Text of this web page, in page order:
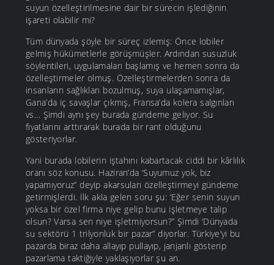
suyun özelleştirilmesine dair bir sürecin işlediğinin
işareti olabilir mi?
Tüm dünyada şöyle bir süreç izlemiş: Önce lobiler
gelmiş hükümetlerle görüşmüşler. Ardından susuzluk
söylentileri, uygulamaları başlamış ve hemen sonra da
özelleştirmeler olmuş. Özelleştirmelerden sonra da
insanların sağlıkları bozulmuş, suya ulaşamamışlar,
Gana’da iç savaşlar çıkmış, Fransa’da kolera salgınları
vs… Şimdi aynı şey burada gündeme geliyor. Su
fiyatlarını arttırarak burada bir rant olduğunu
gösteriyorlar.
Yani burada lobilerin iştahını kabartacak ciddi bir kârlılık
oranı söz konusu. Haziran’da ‘Suyumuz yok, biz
yapamıyoruz” deyip akarsuları özelleştirmeyi gündeme
getirmişlerdi. İlk akla gelen soru şu: ‘Eğer senin suyun
yoksa bir özel firma niye gelip bunu işletmeye talip
olsun? Varsa sen niye işletmiyorsun?” Şimdi ‘Dünyada
su sektörü 1 trilyonluk bir pazar” diyorlar. Türkiye’yi bu
pazarda biraz daha allayıp pullayıp, janjanlı gösterip
pazarlama taktiğiyle yaklaşıyorlar şu an.